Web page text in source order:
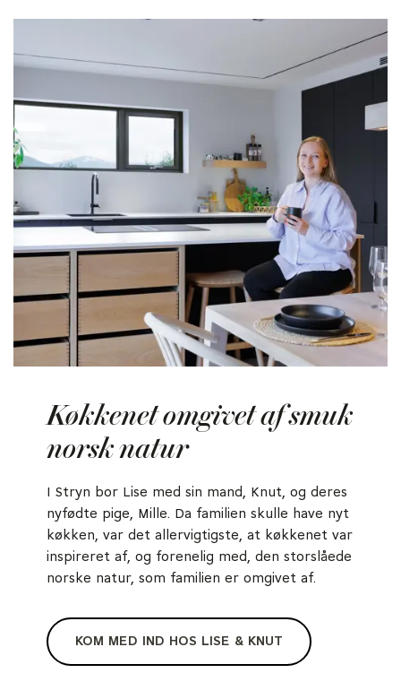
Køkkenet omgivet af smuk
norsk natur
I Stryn bor Lise med sin mand, Knut, og deres
nyfødte pige, Mille. Da familien skulle have nyt
køkken, var det allervigtigste, at køkkenet var
inspireret af, og forenelig med, den storslåede
norske natur, som familien er omgivet af.
KOM MED IND HOS LISE & KNUT